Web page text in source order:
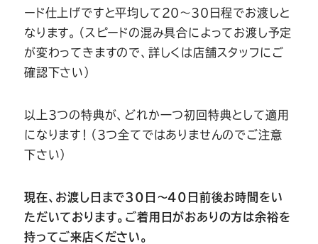
ード仕上げですと平均して20～30日程でお渡しと
なります。（スピードの混み具合によってお渡し予定
が変わってきますので、詳しくは店舗スタッフにご
確認下さい）
以上3つの特典が、どれか一つ初回特典として適用
になります！（3つ全てではありませんのでご注意
下さい）
現在、お渡し日まで30日～40日前後お時間をい
ただいております。ご着用日がおありの方は余裕を
持ってご来店ください。